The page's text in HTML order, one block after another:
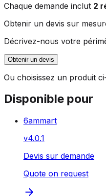
Chaque demande inclut 2
Obtenir un devis sur
Décrivez-nous votre
Obtenir un devis
Ou choisissez un produit
Disponible pour
6ammart
v4.0.1
Devis sur demande
Quote on request